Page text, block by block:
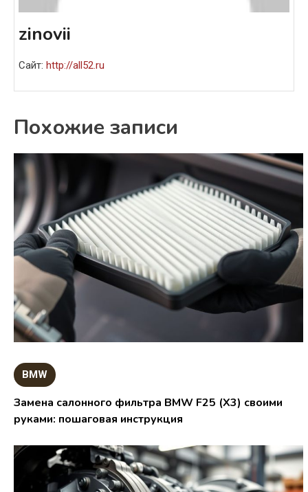
zinovii
Сайт: http://all52.ru
Похожие записи
BMW
Замена салонного фильтра BMW F25 (X3) своими
руками: пошаговая инструкция